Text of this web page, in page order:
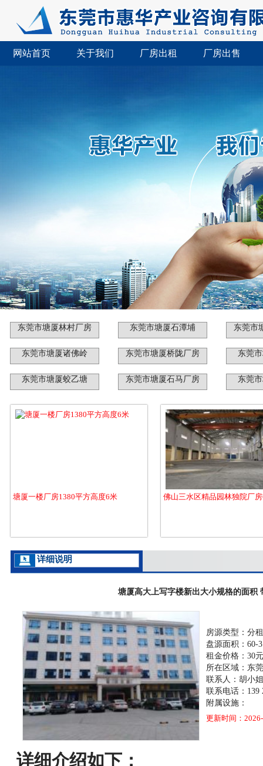
网站首页 关于我们 厂房出租 厂房出售
东莞市塘厦林村厂房 东莞市塘厦石潭埔 东莞市
东莞市塘厦诸佛岭 东莞市塘厦桥陇厂房 东莞
东莞市塘厦蛟乙塘 东莞市塘厦石马厂房 东莞
塘厦一楼厂房1380平方高度6米 佛山三水区精品园林独院厂
详细说明
塘厦高大上写字楼新出大小规格的面积
房源类型：分
盘源面积：60-
租金价格：30
所在区域：东
联系人：胡小姐
联系电话：139
附属设施：
更新时间：
详细介绍如下：